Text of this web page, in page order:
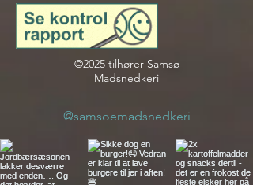
©2025 tilhører Samsø
Madsnedkeri
@samsoemadsnedkeri